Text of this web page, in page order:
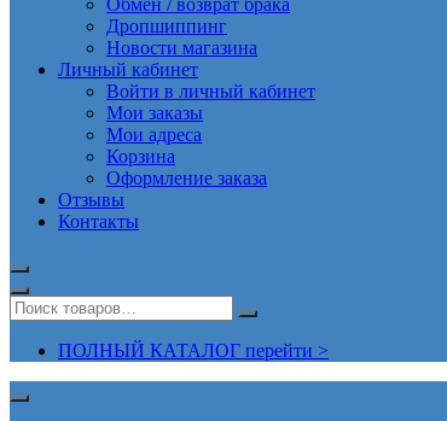
Обмен / возврат брака
Дропшиппинг
Новости магазина
Личный кабинет
Войти в личный кабинет
Мои заказы
Мои адреса
Корзина
Оформление заказа
Отзывы
Контакты
ПОЛНЫЙ КАТАЛОГ перейти >